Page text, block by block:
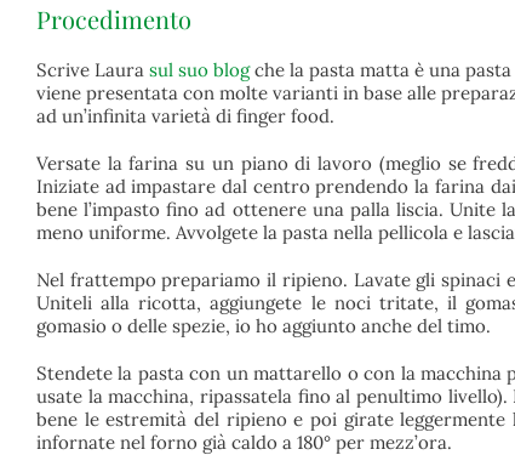
Procedimento
Scrive Laura sul suo blogche la pasta matta è una
viene presentata con molte varianti in base alle
ad un’infinita varietà di finger food.
Versate la farina su un piano di lavoro (meglio se
Iniziate ad impastare dal centro prendendo la farina
bene l’impasto fino ad ottenere una palla liscia.
meno uniforme. Avvolgete la pasta nella pellicola e
Nel frattempo prepariamo il ripieno. Lavate gli
Uniteli alla ricotta, aggiungete le noci tritate, il
gomasio o delle spezie, io ho aggiunto anche del timo.
Stendete la pasta con un mattarello o con la
usate la macchina, ripassatela fino al penultimo
bene le estremità del ripieno e poi girate
infornate nel forno già caldo a 180° per mezz’ora.